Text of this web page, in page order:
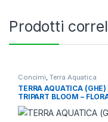
Prodotti
Concimi, Terra Aquatica
TERRA AQUATICA (GHE)
TRIPART BLOOM –
BLOOM – 1L